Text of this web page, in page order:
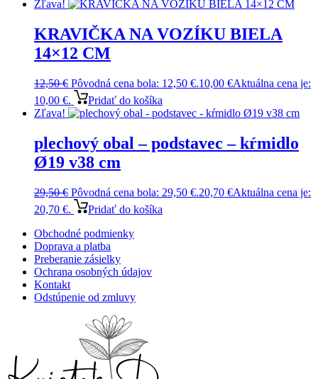
Zľava!
KRAVIČKA NA VOZÍKU BIELA
14×12 CM
12,50€ Pôvodná cena bola: 12,50 €.10,00 €Aktuálna cena je:
10,00 €.
Pridať do košíka
Zľava!
plechový obal – podstavec – kŕmidlo
Ø19 v38 cm
29,50€ Pôvodná cena bola: 29,50 €.20,70 €Aktuálna cena je:
20,70 €.
Pridať do košíka
Obchodné podmienky
Doprava a platba
Preberanie zásielky
Ochrana osobných údajov
Kontakt
Odstúpenie od zmluvy